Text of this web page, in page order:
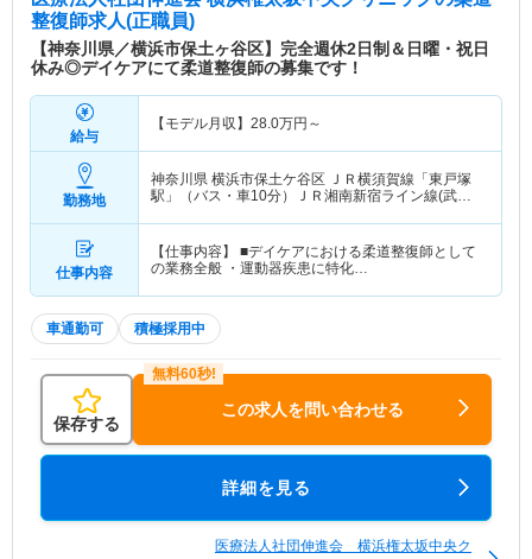
整復師求人(正職員)
【神奈川県／横浜市保土ヶ谷区】完全週休2日制＆日曜・祝日
休み◎デイケアにて柔道整復師の募集です！
給与
【モデル月収】 28.0万円～
勤務地
神奈川県 横浜市保土ケ谷区 ＪＲ横須賀線「東戸塚
駅」（バス・車10分）ＪＲ湘南新宿ライン線(武蔵
仕事内容
【仕事内容】 ■デイケアにおける柔道整復師として
の業務全般 ・運動器疾患に特化…
車通勤可 積極採用中
保存する
この求人を問い合わせる
詳細を見る
医療法人社団伸進会 横浜権太坂中央ク